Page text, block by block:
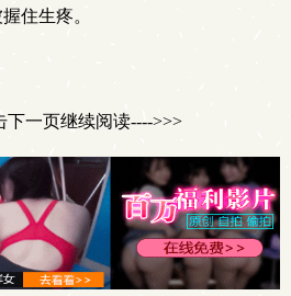
住生疼。
下一页继续阅读---->>>